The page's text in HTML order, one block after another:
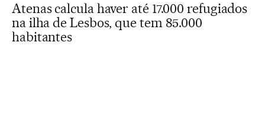
Atenas calcula haver até 17.000 refugiados
na ilha de Lesbos, que tem 85.000
habitantes